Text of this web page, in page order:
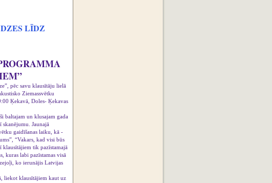
LĪDZ
pēc savu klausītāju lielā
Ziemassvētku
Ķekavā, Doles- Ķekavas
baltajam un klusajam gada
Jaunajā
gaidīšanas laiku, kā -
“Vakars, kad visi būs
klausītājiem tik pazīstamajā
kuras labi pazīstamas visā
ko ierunājis Latvijas
liekot klausītājiem kaut uz